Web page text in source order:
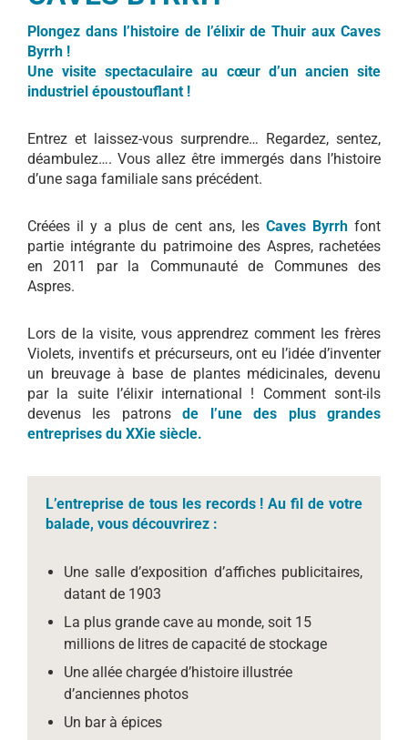
Plongez dans l’histoire de l’élixir de Thuir aux Caves
Byrrh !
Une visite spectaculaire au cœur d’un ancien site
industriel époustouflant !
Entrez et laissez-vous surprendre… Regardez, sentez,
déambulez…. Vous allez être immergés dans l’histoire
d’une saga familiale sans précédent.
Créées il y a plus de cent ans, les Caves Byrrhfont
partie intégrante du patrimoine des Aspres, rachetées
en 2011 par la Communauté de Communes des
Aspres.
Lors de la visite, vous apprendrez comment les frères
Violets, inventifs et précurseurs, ont eu l’idée d’inventer
un breuvage à base de plantes médicinales, devenu
par la suite l’élixir international ! Comment sont-ils
devenus les patronsde l’une des plus grandes
entreprises du XXie siècle.
L’entreprise de tous les records ! Au fil de votre
balade, vous découvrirez :
Une salle d’exposition d’affiches publicitaires,
datant de 1903
La plus grande cave au monde, soit 15
millions de litres de capacité de stockage
Une allée chargée d’histoire illustrée
d’anciennes photos
Un bar à épices